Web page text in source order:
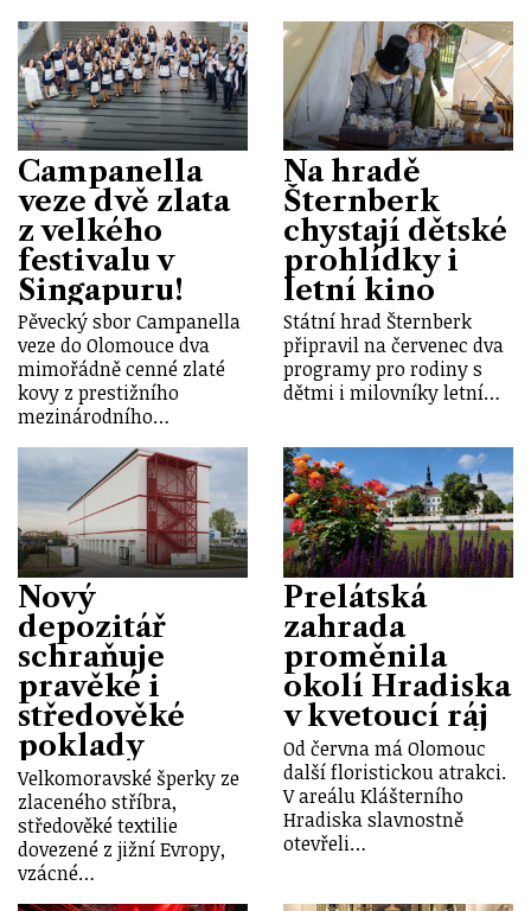
Campanella
veze dvě zlata
z velkého
festivalu v
Singapuru!
Pěvecký sbor Campanella
veze do Olomouce dva
mimořádně cenné zlaté
kovy z prestižního
mezinárodního…
Na hradě
Šternberk
chystají dětské
prohlídky i
letní kino
Státní hrad Šternberk
připravil na červenec dva
programy pro rodiny s
dětmi i milovníky letní…
Nový
depozitář
schraňuje
pravěké i
středověké
poklady
Velkomoravské šperky ze
zlaceného stříbra,
středověké textilie
dovezené z jižní Evropy,
vzácné…
Prelátská
zahrada
proměnila
okolí Hradiska
v kvetoucí ráj
Od června má Olomouc
další floristickou atrakci.
V areálu Klášterního
Hradiska slavnostně
otevřeli…